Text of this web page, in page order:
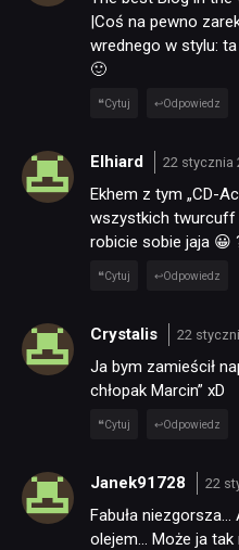
|Coś na pewno
wrednego w stylu:
🙂
Cytuj Odpowiedz
Elhiard 22 stycznia
Ekhem z tym „CD-
wszystkich twurcuff
robicie sobie jaja 😀
Cytuj Odpowiedz
Crystalis 22
Ja bym zamieścił
chłopak Marcin” xD
Cytuj Odpowiedz
Janek91728 22
Fabuła niezgorsza…
olejem… Może ja